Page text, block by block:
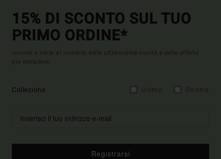
15% DI SCONTO SUL TUO
PRIMO ORDINE*
Iscriviti e sarai al corrente delle ultimissime novità e delle offerte
più esclusive.
Collezione
Registrarsi